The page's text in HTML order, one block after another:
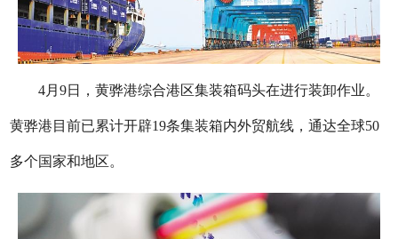
4月9日，黄骅港综合港区集装箱码头在进行装卸作业。
黄骅港目前已累计开辟19条集装箱内外贸航线，通达全球50
多个国家和地区。